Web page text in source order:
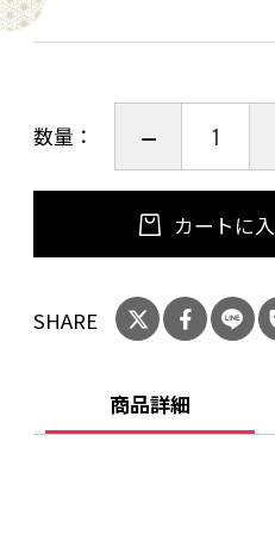
多くのアーティストに
『はろるどとむらさき
【翻訳者プロフィール】
小宮 由
翻訳家。今までに翻訳
冊を越える。主な作品
ース』（講談社）、訳
いスープ』(岩波書店)、
数量：
カートに
SHARE
商品詳細